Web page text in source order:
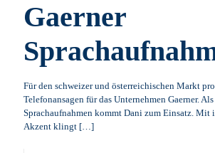
Gaerner
Für den schweizer und österreichischen Markt
Telefonansagen für das Unternehmen Gaerner.
Sprachaufnahmen kommt Dani zum Einsatz. Mit
Akzent klingt […]